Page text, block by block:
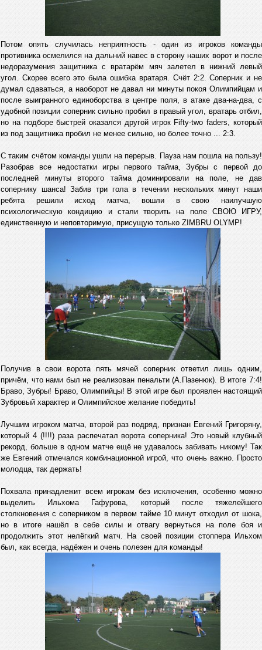
Потом опять случилась неприятность - один из игроков команды
противника осмелился на дальний навес в сторону наших ворот и после
недоразумения защитника с вратарём мяч залетел в нижний левый
угол. Скорее всего это была ошибка вратаря. Счёт 2:2. Соперник и не
думал сдаваться, а наоборот не давал ни минуты покоя Олимпийцам и
после выигранного единоборства в центре поля, в атаке два-на-два, с
удобной позиции соперник сильно пробил в правый угол, вратарь отбил,
но на подборе быстрей оказался другой игрок Fifty-two faders, который
из под защитника пробил не менее сильно, но более точно ... 2:3.
С таким счётом команды ушли на перерыв. Пауза нам пошла на пользу!
Разобрав все недостатки игры первого тайма, Зубры с первой до
последней минуты второго тайма доминировали на поле, не дав
сопернику шанса! Забив три гола в течении нескольких минут наши
ребята решили исход матча, вошли в свою наилучшую
психологическую кондицию и стали творить на поле СВОЮ ИГРУ,
единственную и неповторимую, присущую только ZIMBRU OLYMP!
Получив в свои ворота пять мячей соперник ответил лишь одним,
причём, что нами был не реализован пенальти (А.Пазенюк). В итоге 7:4!
Браво, Зубры! Браво, Олимпийцы! В этой игре был проявлен настоящий
Зубровый характер и Олимпийское желание победить!
Лучшим игроком матча, второй раз подряд, признан Евгений Григоряну,
который 4 (!!!!) раза распечатал ворота соперника! Это новый клубный
рекорд, больше в одном матче ещё не удавалось забивать никому! Так
же Евгений отмечался комбинационной игрой, что очень важно. Просто
молодца, так держать!
Похвала принадлежит всем игрокам без исключения, особенно можно
выделить Ильхома Гафурова, который после тяжелейшего
столкновения с соперником в первом тайме 10 минут отходил от шока,
но в итоге нашёл в себе силы и отвагу вернуться на поле боя и
продолжить этот нелёгкий матч. На своей позиции стоппера Ильхом
был, как всегда, надёжен и очень полезен для команды!